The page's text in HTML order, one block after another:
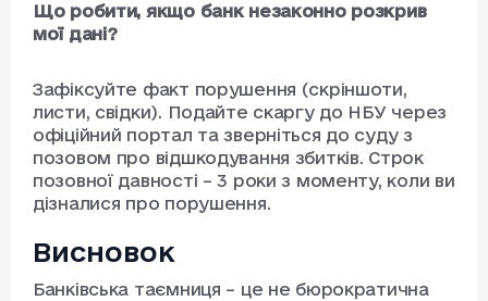
Що робити, якщо банк незаконно розкрив
мої дані?
Зафіксуйте факт порушення (скріншоти,
листи, свідки). Подайте скаргу до НБУ через
офіційний портал та зверніться до суду з
позовом про відшкодування збитків. Строк
позовної давності – 3 роки з моменту, коли ви
дізналися про порушення.
Висновок
Банківська таємниця – це не бюрократична